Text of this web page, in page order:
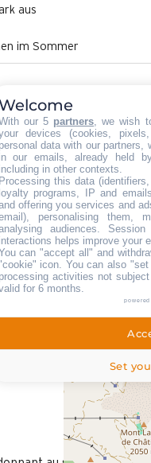
aus
im Sommer
(18 Meinung
01/2026
our 5 partners, we wish
devices (cookies,
personal data with our partners,
in our emails, already held
including in other contexts.
Processing this data
loyalty programs, IP and
offering you services and
personalising them,
audiences.
interactions helps improve your
can "accept all" and
icon. You can also
processing activities not
for 6 months.
Set